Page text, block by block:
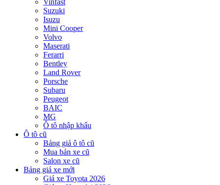
Vinfast
Suzuki
Isuzu
Mini Cooper
Volvo
Maserati
Ferarri
Bentley
Land Rover
Porsche
Subaru
Peugeot
BAIC
MG
Ô tô nhập khẩu
Ô tô cũ
Bảng giá ô tô cũ
Mua bán xe cũ
Salon xe cũ
Bảng giá xe mới
Giá xe Toyota 2026